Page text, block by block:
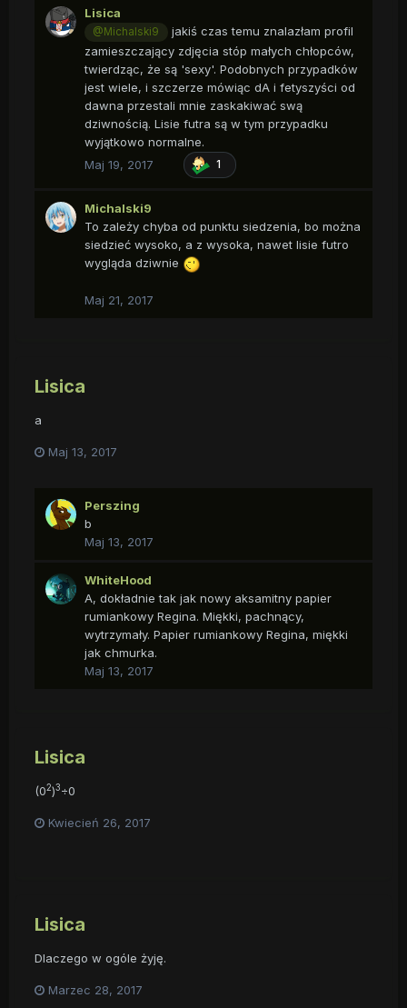
Lisica
@Michalski9
jakiś czas temu znalazłam profil
zamieszczający zdjęcia stóp małych chłopców,
twierdząc, że są 'sexy'. Podobnych przypadków
jest wiele, i szczerze mówiąc dA i fetyszyści od
dawna przestali mnie zaskakiwać swą
dziwnością. Lisie futra są w tym przypadku
wyjątkowo normalne.
Maj 19, 2017
1
Michalski9
To zależy chyba od punktu siedzenia, bo można
siedzieć wysoko, a z wysoka, nawet lisie futro
wygląda dziwnie
Maj 21, 2017
Lisica
a
Maj 13, 2017
Perszing
b
Maj 13, 2017
WhiteHood
A, dokładnie tak jak nowy aksamitny papier
rumiankowy Regina. Miękki, pachnący,
wytrzymały. Papier rumiankowy Regina, miękki
jak chmurka.
Maj 13, 2017
Lisica
(02)3÷0
Kwiecień 26, 2017
Lisica
Dlaczego w ogóle żyję.
Marzec 28, 2017